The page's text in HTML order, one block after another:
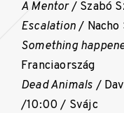
A Mentor/ Szabó
Escalation/ Nacho
Something
Franciaország
Dead Animals /
/10:00 / Svájc